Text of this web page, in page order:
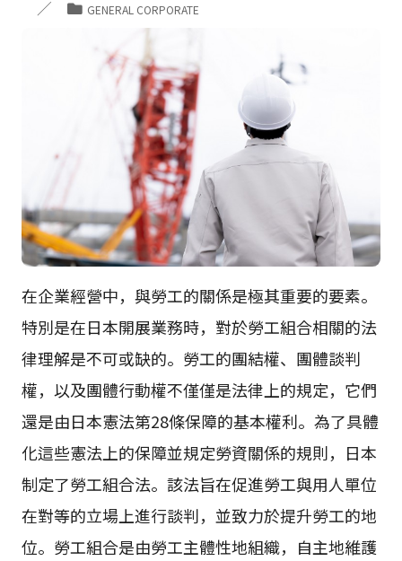
GENERAL CORPORATE
在企業經營中，與勞工的關係是極其重要的要素。
特別是在日本開展業務時，對於勞工組合相關的法
律理解是不可或缺的。勞工的團結權、團體談判
權，以及團體行動權不僅僅是法律上的規定，它們
還是由日本憲法第28條保障的基本權利。為了具體
化這些憲法上的保障並規定勞資關係的規則，日本
制定了勞工組合法。該法旨在促進勞工與用人單位
在對等的立場上進行談判，並致力於提升勞工的地
位。勞工組合是由勞工主體性地組織，自主地維護